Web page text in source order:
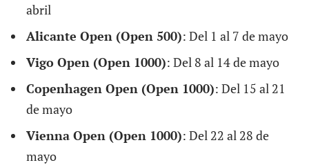
abril
Alicante Open (Open 500): Del 1 al 7 de mayo
Vigo Open (Open 1000): Del 8 al 14 de mayo
Copenhagen Open (Open 1000): Del 15 al 21
de mayo
Vienna Open (Open 1000): Del 22 al 28 de
mayo